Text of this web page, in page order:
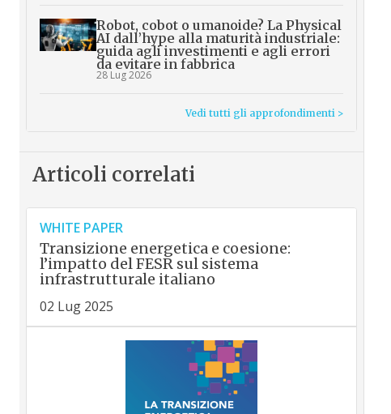
Robot, cobot o umanoide? La Physical
AI dall’hype alla maturità industriale:
guida agli investimenti e agli errori
da evitare in fabbrica
28 Lug 2026
Vedi tutti gli approfondimenti >
Articoli correlati
WHITE PAPER
Transizione energetica e coesione:
l’impatto del FESR sul sistema
infrastrutturale italiano
02 Lug 2025